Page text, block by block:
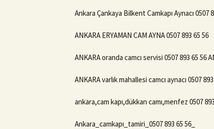
Ankara Çankaya Bilkent Camkapı Aynacı 0507
ANKARA ERYAMAN CAM AYNA 0507 893 65 56
ANKARA oranda camcı servisi 0507 893 65 56
ANKARA varlık mahallesi camcı aynacı 0507
ankara,cam kapı,dükkan camı,menfez 0507
Ankara_camkapı_tamiri_0507 893 65 56_